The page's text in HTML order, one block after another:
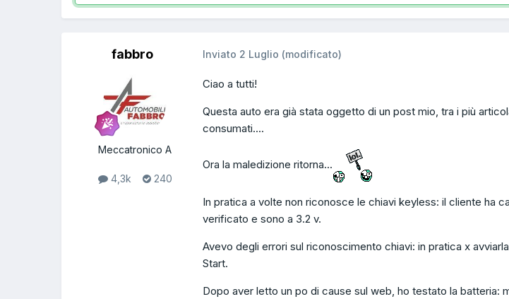
fabbro
Meccatronico A
4,3k 240
Inviato 2 Luglio (modificato)
Ciao a tutti!
Questa auto era già stata oggetto di un post mio, tra i più
consumati....
Ora la maledizione ritorna...
In pratica a volte non riconosce le chiavi keyless: il cliente ha
verificato e sono a 3.2 v.
Avevo degli errori sul riconoscimento chiavi: in pratica x
Start.
Dopo aver letto un po di cause sul web, ho testato la batteria: